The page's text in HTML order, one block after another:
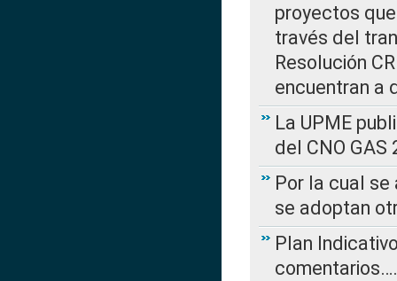
proyectos
través del
Resolución
encuentran a
La UPME
del CNO
Por la cual
se adoptan
Plan